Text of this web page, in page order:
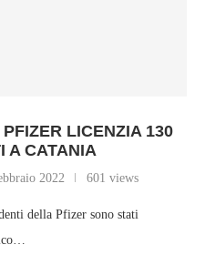
LICENZIA 130
A CATANIA
2022 601 views
della Pfizer sono stati